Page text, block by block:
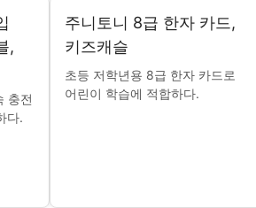
,
충전
다.
주니토니 8급 한자 카드,
키즈캐슬
초등 저학년용 8급 한자 카드로
어린이 학습에 적합하다.